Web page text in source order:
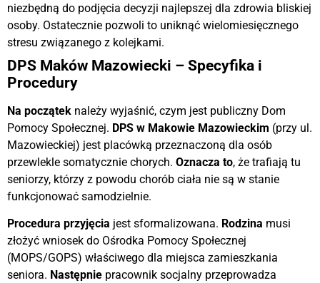
niezbędną do podjęcia decyzji najlepszej dla zdrowia bliskiej
osoby. Ostatecznie pozwoli to uniknąć wielomiesięcznego
stresu związanego z kolejkami.
DPS Maków Mazowiecki – Specyfika i
Procedury
Na początek należy wyjaśnić, czym jest publiczny Dom
Pomocy Społecznej. DPS w Makowie Mazowieckim (przy ul.
Mazowieckiej) jest placówką przeznaczoną dla osób
przewlekle somatycznie chorych. Oznacza to, że trafiają tu
seniorzy, którzy z powodu chorób ciała nie są w stanie
funkcjonować samodzielnie.
Procedura przyjęcia jest sformalizowana. Rodzina musi
złożyć wniosek do Ośrodka Pomocy Społecznej
(MOPS/GOPS) właściwego dla miejsca zamieszkania
seniora. Następnie pracownik socjalny przeprowadza